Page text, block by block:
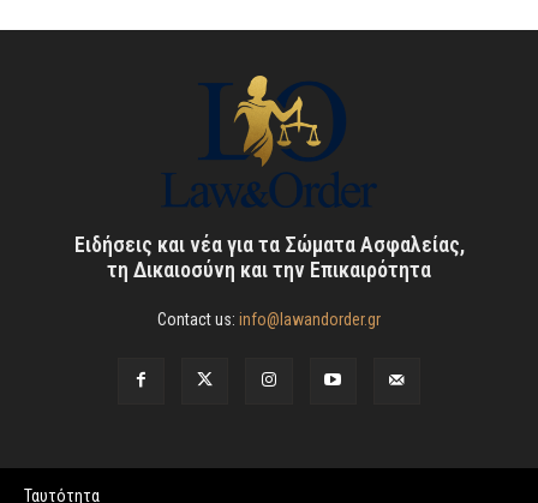
Ειδήσεις και νέα για τα Σώματα Ασφαλείας,
τη Δικαιοσύνη και την Επικαιρότητα
Contact us: info@lawandorder.gr
Ταυτότητα